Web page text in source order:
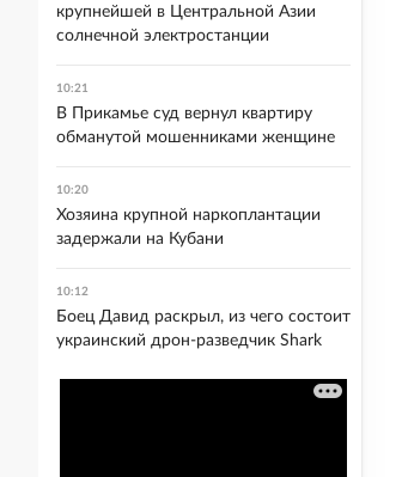
крупнейшей в Центральной Азии
солнечной электростанции
10:21
В Прикамье суд вернул квартиру
обманутой мошенниками женщине
10:20
Хозяина крупной наркоплантации
задержали на Кубани
10:12
Боец Давид раскрыл, из чего состоит
украинский дрон-разведчик Shark